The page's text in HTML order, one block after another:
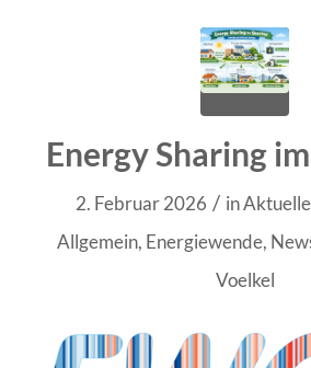
Energy Sharing
2. Februar 2026 / in
Allgemein, Energiewende,
Voelkel